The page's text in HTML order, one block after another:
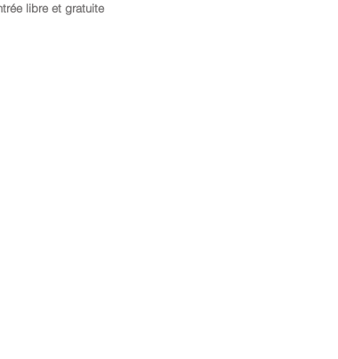
libre et gratuite